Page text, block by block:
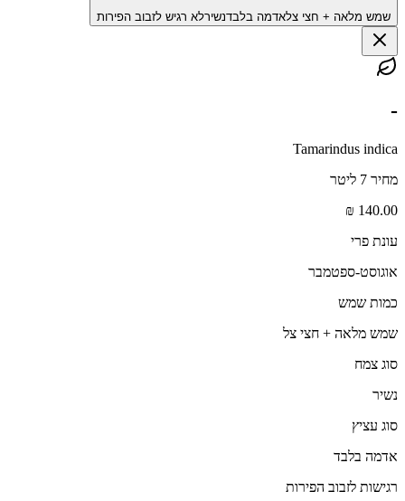
שמש מלאה + חצי צלאדמה בלבדנשירלא רגיש לזבוב הפירות
-
Tamarindus indica
מחיר 7 ליטר
140.00 ₪
עונת פרי
אוגוסט-ספטמבר
כמות שמש
שמש מלאה + חצי צל
סוג צמח
נשיר
סוג עציץ
אדמה בלבד
רגישות לזבוב הפירות